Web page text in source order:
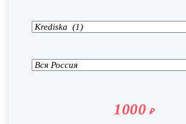
1000 ₽